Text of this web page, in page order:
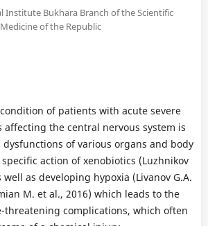
Institute Bukhara Branch of the Scientific
of the Republic
of patients with acute severe
the central nervous system is
of various organs and body
action of xenobiotics (Luzhnikov
well as developing hypoxia (Livanov G.A.
M. et al., 2016) which leads to the
threatening complications, which often